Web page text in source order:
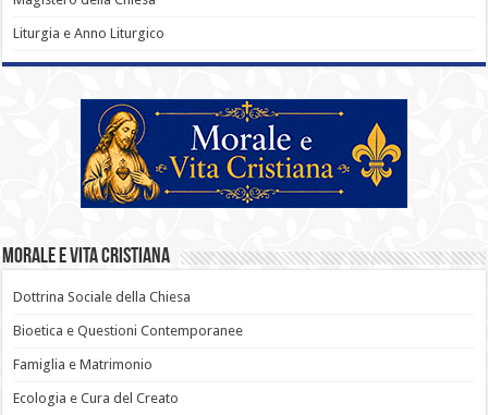
Liturgia e Anno Liturgico
Morale e Vita Cristiana
Dottrina Sociale della Chiesa
Bioetica e Questioni Contemporanee
Famiglia e Matrimonio
Ecologia e Cura del Creato